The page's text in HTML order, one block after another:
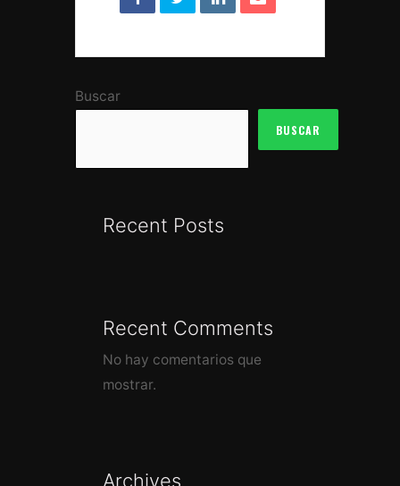
Buscar
BUSCAR
Recent Posts
Recent Comments
No hay comentarios que
mostrar.
Archives